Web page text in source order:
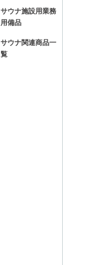
サウナ施設用業務
用備品
サウナ関連商品一
覧